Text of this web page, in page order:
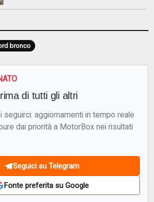
bronco
di tutti gli altri
seguirci: aggiornamenti in tempo reale
dai priorità a MotorBox nei risultati
Seguici su Telegram
Fonte preferita su Google